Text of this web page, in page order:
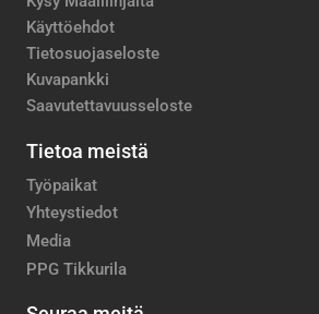
Käyttöehdot
Tietosuojaseloste
Kuvapankki
Saavutettavuusseloste
Tietoa meistä
Työpaikat
Yhteystiedot
Media
PPG Tikkurila